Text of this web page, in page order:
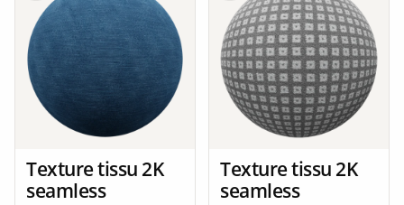
Texture tissu 2K
seamless
Texture tissu 2K
seamless